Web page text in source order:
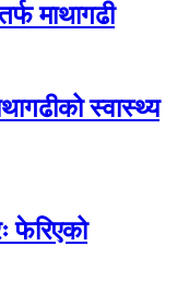
माथागढी
स्वास्थ्य
फेरिएको